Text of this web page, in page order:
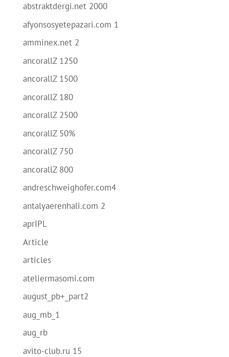
abstraktdergi.net 2000
afyonsosyetepazari.com 1
amminex.net 2
ancorallZ 1250
ancorallZ 1500
ancorallZ 180
ancorallZ 2500
ancorallZ 50%
ancorallZ 750
ancorallZ 800
andreschweighofer.com4
antalyaerenhali.com 2
aprIPL
Article
articles
ateliermasomi.com
august_pb+_part2
aug_mb_1
aug_rb
avito-club.ru 15